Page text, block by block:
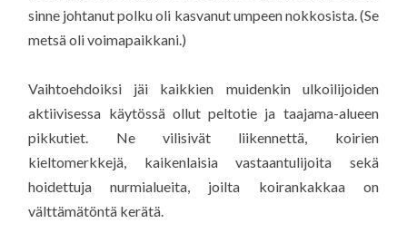
sinne johtanut polku oli kasvanut umpeen nokkosista. (Se
metsä oli voimapaikkani.)
Vaihtoehdoiksi jäi kaikkien muidenkin ulkoilijoiden
aktiivisessa käytössä ollut peltotie ja taajama-alueen
pikkutiet. Ne vilisivät liikennettä, koirien
kieltomerkkejä, kaikenlaisia vastaantulijoita sekä
hoidettuja nurmialueita, joilta koirankakkaa on
välttämätöntä kerätä.